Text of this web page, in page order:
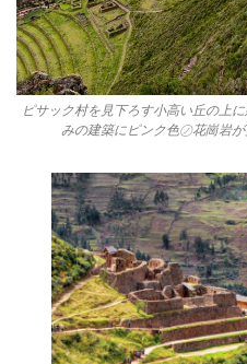
ピサック村を見下ろす小高い丘の上
みの建築にピンク色㋨花崗岩